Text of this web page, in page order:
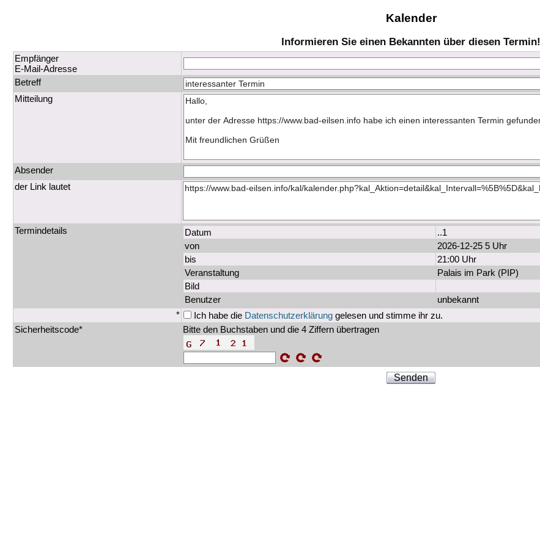
Kalender
Informieren Sie einen Bekannten über diesen Termin!
Empfänger
E-Mail-Adresse
Betreff
Mitteilung
Absender
der Link lautet
Termindetails Datum
..1
von
2026-12-25 5 Uhr
bis
21:00 Uhr
Veranstaltung
Palais im Park (PIP)
Bild
Benutzer
unbekannt
*
Ich habe die Datenschutzerklärung gelesen und stimme ihr zu.
Sicherheitscode*
Bitte den Buchstaben und die 4 Ziffern übertragen